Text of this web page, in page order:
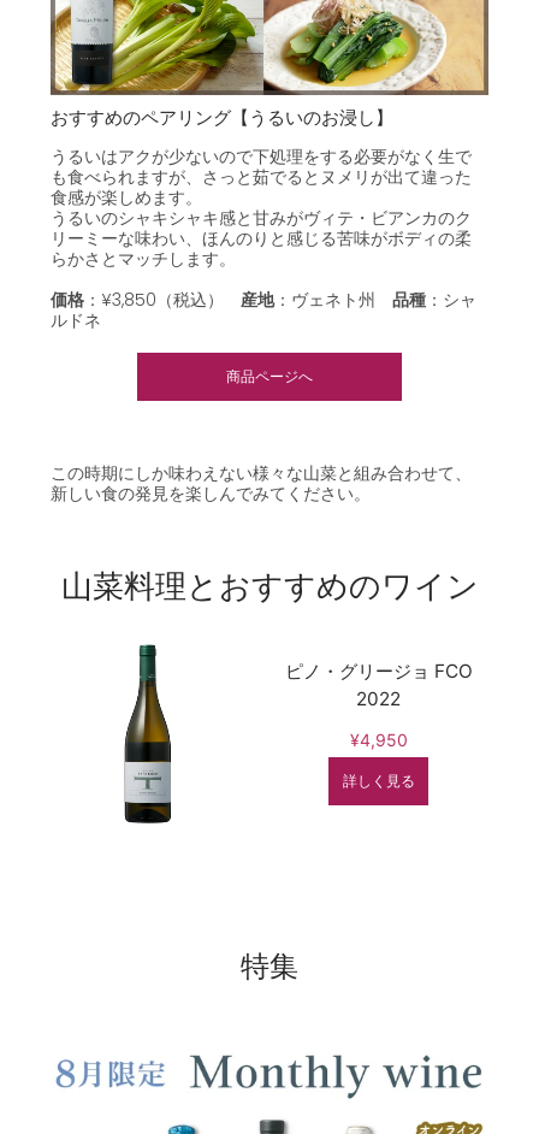
おすすめのペアリング【うるいのお浸し】
うるいはアクが少ないので下処理をする必要がなく生で
も食べられますが、さっと茹でるとヌメリが出て違った
食感が楽しめます。
うるいのシャキシャキ感と甘みがヴィテ・ビアンカのク
リーミーな味わい、ほんのりと感じる苦味がボディの柔
らかさとマッチします。
価格 ：¥3,850（税込）産地：ヴェネト州品種 ： シャ
ルドネ
商品ページへ
この時期にしか味わえない様々な山菜と組み合わせて、
新しい食の発見を楽しんでみてください。
山菜料理とおすすめのワイン
ピノ・グリージョ FCO
2022
¥4,950
詳しく見る
特集